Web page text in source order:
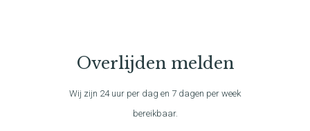
Overlijden melden
Wij zijn 24 uur per dag en 7 dagen per week
bereikbaar.